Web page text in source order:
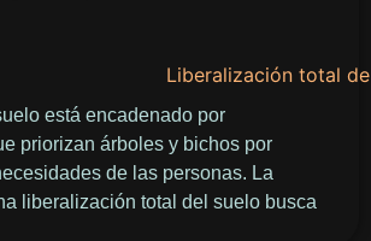
está encadenado por
priorizan árboles y bichos por
de las personas. La
liberalización total del suelo busca